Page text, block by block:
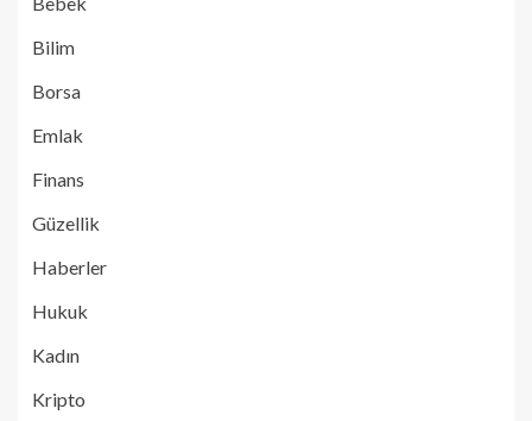
Bilim
Borsa
Emlak
Finans
Güzellik
Haberler
Hukuk
Kadın
Kripto